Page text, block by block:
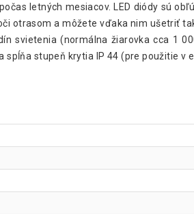
letných mesiacov. LED diódy sú
otrasom a môžete vďaka nim ušetriť
svietenia (normálna žiarovka cca 1
stupeň krytia IP 44 (pre použitie v